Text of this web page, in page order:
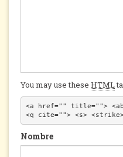
You may use these HTML
<a href="" title="">
<q cite=""> <s>
Nombre